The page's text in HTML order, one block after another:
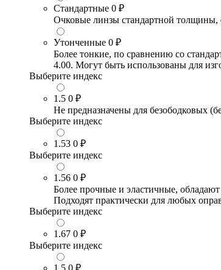
Стандартные 0 ₽
Очковые линзы стандартной толщины,
Утонченные 0 ₽
Более тонкие, по сравнению со
4.00. Могут быть использованы для
Выберите индекс
1.5 0 ₽
Не предназначены для безободковых
Выберите индекс
1.53 0 ₽
Выберите индекс
1.56 0 ₽
Более прочные и эластичные,
Подходят практически для любых
Выберите индекс
1.67 0 ₽
Выберите индекс